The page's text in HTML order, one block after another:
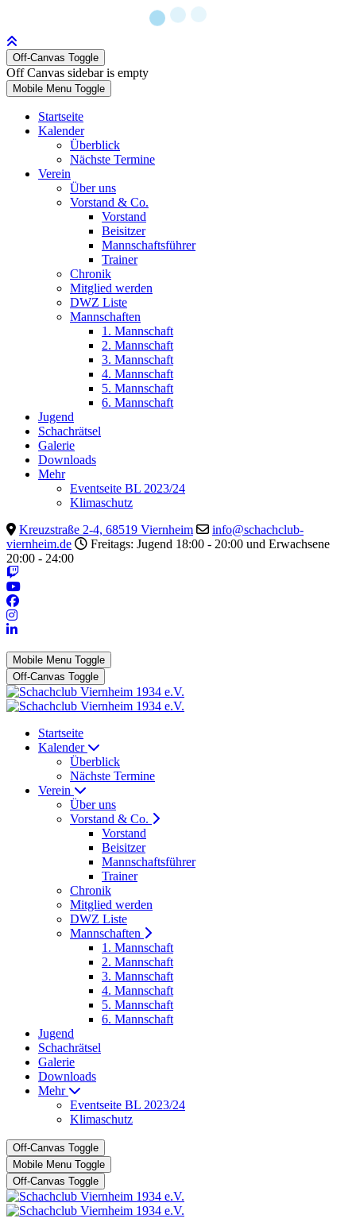
Off-Canvas Toggle
Off Canvas sidebar is empty
Mobile Menu Toggle
Startseite
Kalender
Überblick
Nächste Termine
Verein
Über uns
Vorstand & Co.
Vorstand
Beisitzer
Mannschaftsführer
Trainer
Chronik
Mitglied werden
DWZ Liste
Mannschaften
1. Mannschaft
2. Mannschaft
3. Mannschaft
4. Mannschaft
5. Mannschaft
6. Mannschaft
Jugend
Schachrätsel
Galerie
Downloads
Mehr
Eventseite BL 2023/24
Klimaschutz
Kreuzstraße 2-4, 68519 Viernheim
info@schachclub-
viernheim.de
Freitags: Jugend 18:00 - 20:00 und Erwachsene
20:00 - 24:00
Mobile Menu Toggle
Off-Canvas Toggle
Startseite
Kalender
Überblick
Nächste Termine
Verein
Über uns
Vorstand & Co.
Vorstand
Beisitzer
Mannschaftsführer
Trainer
Chronik
Mitglied werden
DWZ Liste
Mannschaften
1. Mannschaft
2. Mannschaft
3. Mannschaft
4. Mannschaft
5. Mannschaft
6. Mannschaft
Jugend
Schachrätsel
Galerie
Downloads
Mehr
Eventseite BL 2023/24
Klimaschutz
Off-Canvas Toggle
Mobile Menu Toggle
Off-Canvas Toggle